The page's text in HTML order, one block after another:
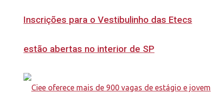
Inscrições para o Vestibulinho das Etecs
estão abertas no interior de SP